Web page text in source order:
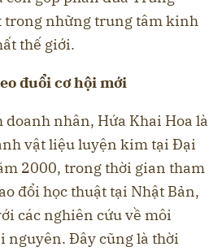
trong những trung tâm kinh
thế giới.
đuổi cơ hội mới
nhân, Hứa Khai Hoa là
vật liệu luyện kim tại Đại
2000, trong thời gian tham
đổi học thuật tại Nhật Bản,
các nghiên cứu về môi
nguyên. Đây cũng là thời